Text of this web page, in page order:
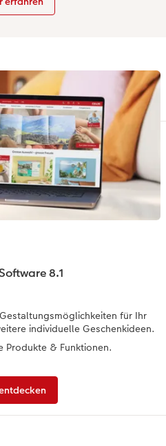
8.1
für Ihr
individuelle Geschenkideen.
Produkte & Funktionen.